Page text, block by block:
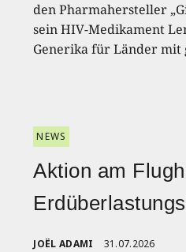
den Pharmahersteller
sein HIV-Medikament
Generika für Länder mit
NEWS
Aktion am
JOËL ADAMI 31.07.2026